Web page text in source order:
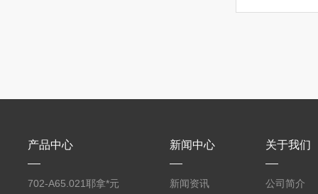
产品中心
702-A65.021耶拿*元
新闻中心
新闻资讯
关于我们
公司简介